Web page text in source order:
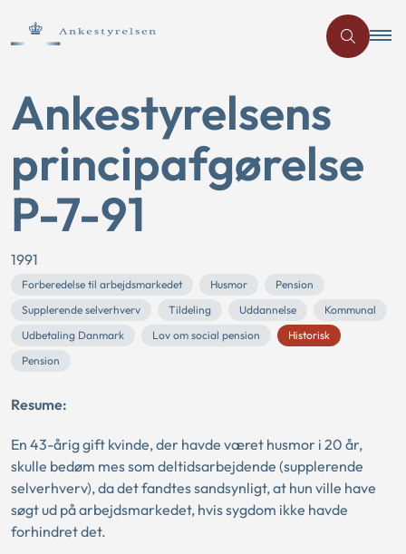
Ankestyrelsens
principafgørelse
P-7-91
1991
Forberedelse til arbejdsmarkedet Husmor
Pension
Supplerende selverhverv
Tildeling Uddannelse
Kommunal
Udbetaling Danmark
Lov om social pension
Historisk
Pension
Resume:
En 43-årig gift kvinde, der havde været husmor i 20 år,
skulle bedøm mes som deltidsarbejdende (supplerende
selverhverv), da det fandtes sandsynligt, at hun ville have
søgt ud på arbejdsmarkedet, hvis sygdom ikke havde
forhindret det.